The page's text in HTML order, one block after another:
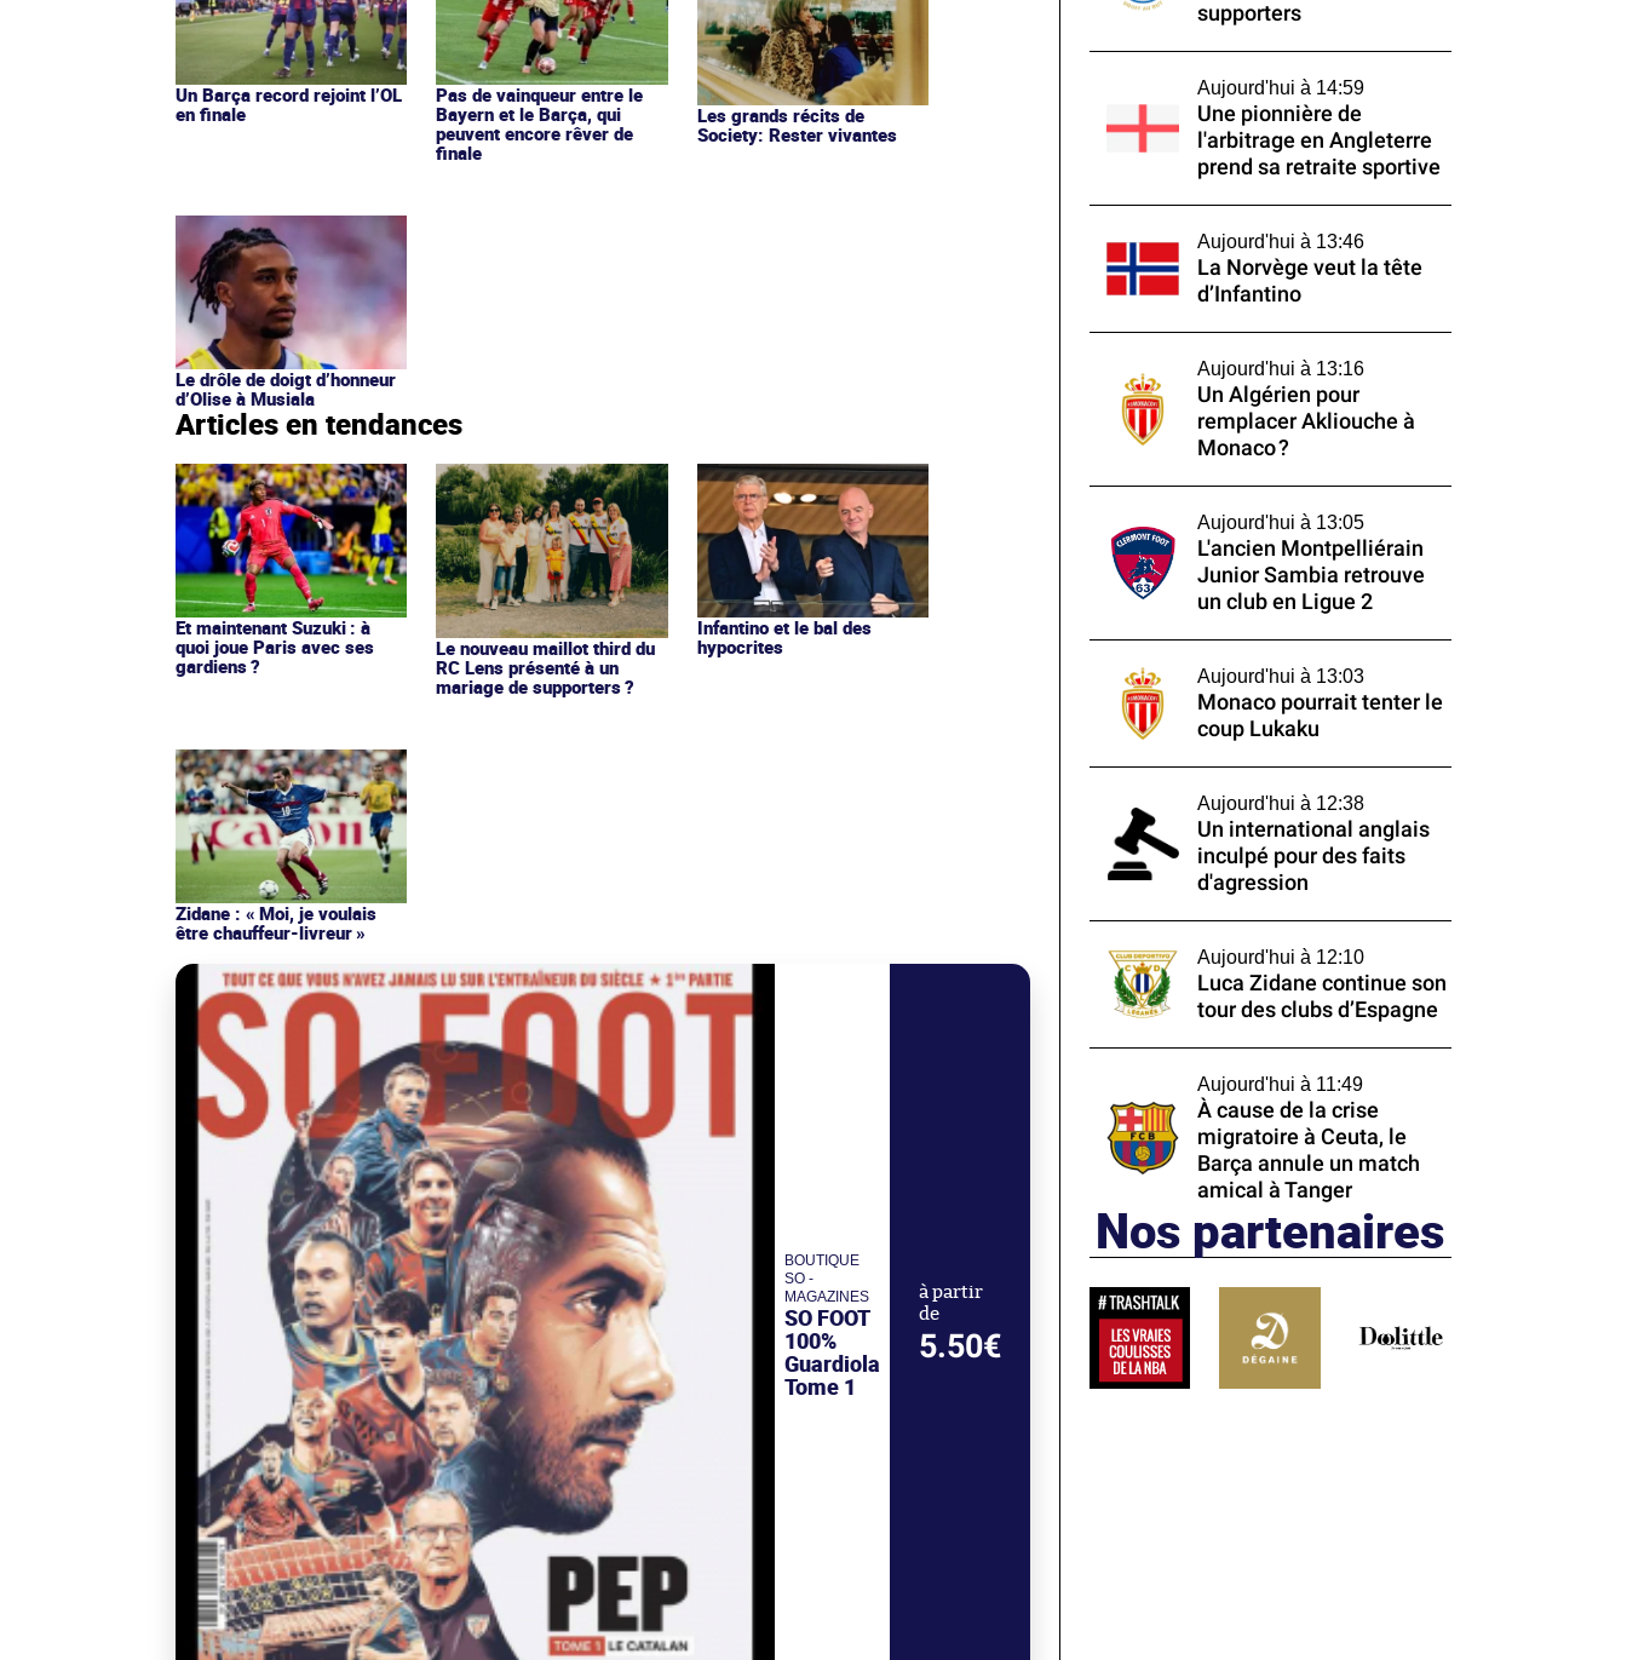
Un Barça record rejoint l’OL
en finale
Pas de vainqueur entre le
Bayern et le Barça, qui
peuvent encore rêver de
finale
Les grands récits de
Society: Rester vivantes
Le drôle de doigt d’honneur
d’Olise à Musiala
Articles en tendances
Et maintenant Suzuki : à
quoi joue Paris avec ses
gardiens ?
Le nouveau maillot third du
RC Lens présenté à un
mariage de supporters ?
Infantino et le bal des
hypocrites
Zidane : « Moi, je voulais
être chauffeur-livreur »
BOUTIQUE
SO -
MAGAZINES
SO FOOT
100%
Guardiola
Tome 1
à partir
de
5.50€
supporters
Aujourd'hui à 14:59
Une pionnière de
l'arbitrage en Angleterre
prend sa retraite sportive
Aujourd'hui à 13:46
La Norvège veut la tête
d’Infantino
Aujourd'hui à 13:16
Un Algérien pour
remplacer Akliouche à
Monaco ?
Aujourd'hui à 13:05
L'ancien Montpelliérain
Junior Sambia retrouve
un club en Ligue 2
Aujourd'hui à 13:03
Monaco pourrait tenter le
coup Lukaku
Aujourd'hui à 12:38
Un international anglais
inculpé pour des faits
d'agression
Aujourd'hui à 12:10
Luca Zidane continue son
tour des clubs d’Espagne
Aujourd'hui à 11:49
À cause de la crise
migratoire à Ceuta, le
Barça annule un match
amical à Tanger
Nos partenaires